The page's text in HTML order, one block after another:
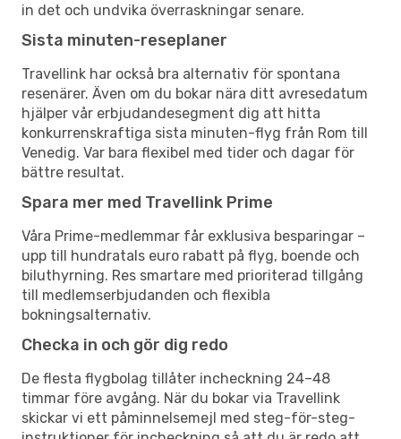
in det och undvika överraskningar senare.
Sista minuten-reseplaner
Travellink har också bra alternativ för spontana
resenärer. Även om du bokar nära ditt avresedatum
hjälper vår erbjudandesegment dig att hitta
konkurrenskraftiga sista minuten-flyg från Rom till
Venedig. Var bara flexibel med tider och dagar för
bättre resultat.
Spara mer med Travellink Prime
Våra Prime-medlemmar får exklusiva besparingar –
upp till hundratals euro rabatt på flyg, boende och
biluthyrning. Res smartare med prioriterad tillgång
till medlemserbjudanden och flexibla
bokningsalternativ.
Checka in och gör dig redo
De flesta flygbolag tillåter incheckning 24–48
timmar före avgång. När du bokar via Travellink
skickar vi ett påminnelsemejl med steg-för-steg-